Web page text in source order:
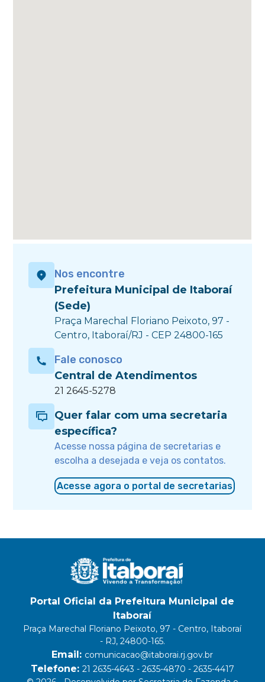
Nos encontre
Prefeitura Municipal de Itaboraí
(Sede)
Praça Marechal Floriano Peixoto, 97 -
Centro, Itaboraí/RJ - CEP 24800-165
Fale conosco
Central de Atendimentos
21 2645-5278
Quer falar com uma secretaria
específica?
Acesse nossa página de secretarias e
escolha a desejada e veja os contatos.
Acesse agora o portal de secretarias
Portal Oficial da Prefeitura Municipal de
Itaboraí
Praça Marechal Floriano Peixoto, 97 - Centro, Itaboraí
- RJ, 24800-165.
Email: comunicacao@itaborai.rj.gov.br
Telefone: 21 2635-4643 - 2635-4870 - 2635-4417